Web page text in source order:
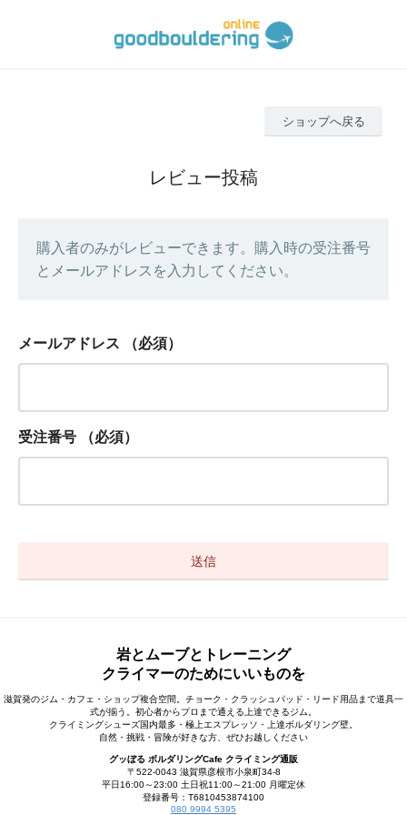
ショップへ戻る
レビュー投稿
購入者のみがレビューできます。購入時の受注番号
とメールアドレスを入力してください。
メールアドレス （必須）
受注番号 （必須）
岩とムーブとトレーニング
クライマーのためにいいものを
滋賀発のジム・カフェ・ショップ複合空間。チョーク・クラッシュパッド・リード用品まで道具一
式が揃う。初心者からプロまで通える上達できるジム。
クライミングシューズ国内最多・極上エスプレッソ・上達ボルダリング壁。
自然・挑戦・冒険が好きな方、ぜひお越しください
グッぼる ボルダリングCafe クライミング通販
〒522-0043 滋賀県彦根市小泉町34-8
平日16:00～23:00 土日祝11:00～21:00 月曜定休
登録番号：T6810453874100
080 9994 5395